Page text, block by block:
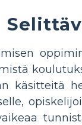
käsitteitä